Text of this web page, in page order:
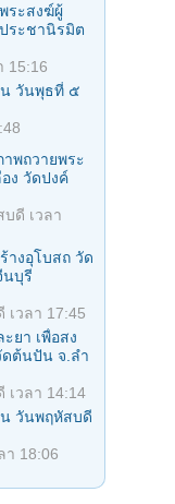
ระสงฆ์ผู้
ระชานิรมิต
15:16
น วันพุธที่ ๕
พถวายพระ
ง วัดปงค์
ดี เวลา
งอุโบสถ วัด
นบุรี
เวลา 17:45
ยา เพื่อสง
ดต้นปัน จ.ลํา
เวลา 14:14
วันพฤหัสบดี
า 18:06